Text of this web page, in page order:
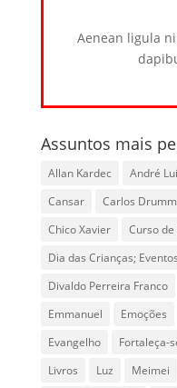
Aenean ligula
Assuntos mais
Allan Kardec André
Cansar
Carlos
Chico Xavier
Curso de
Dia das Crianças;
Divaldo Perreira Franco
Emmanuel
Emoções
Evangelho
Fortaleça-
Livros
Luz Meimei